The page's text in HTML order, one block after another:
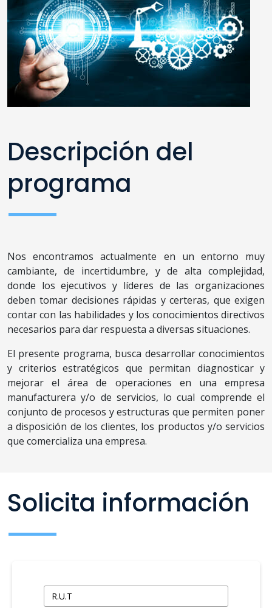
Descripción del
programa
Nos encontramos actualmente en un entorno muy
cambiante, de incertidumbre, y de alta complejidad,
donde los ejecutivos y líderes de las organizaciones
deben tomar decisiones rápidas y certeras, que exigen
contar con las habilidades y los conocimientos directivos
necesarios para dar respuesta a diversas situaciones.
El presente programa, busca desarrollar conocimientos
y criterios estratégicos que permitan diagnosticar y
mejorar el área de operaciones en una empresa
manufacturera y/o de servicios, lo cual comprende el
conjunto de procesos y estructuras que permiten poner
a disposición de los clientes, los productos y/o servicios
que comercializa una empresa.
Solicita información